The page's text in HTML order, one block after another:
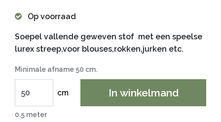
Op voorraad
Soepel vallende geweven stof met een speelse
lurex streep,voor blouses,rokken,jurken etc.
Minimale afname 50 cm.
cm In winkelmand
0.5 meter